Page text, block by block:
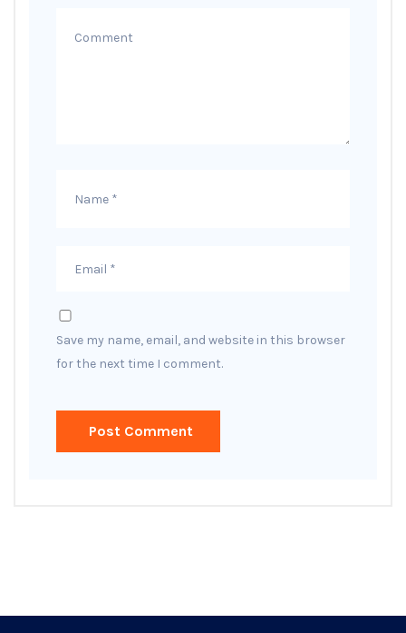
Save my name, email, and website in this browser
for the next time I comment.
Post Comment